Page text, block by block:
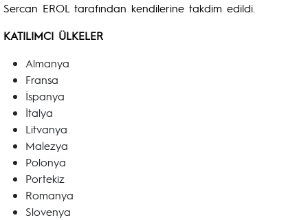
Sercan EROL tarafından kendilerine takdim edildi.
KATILIMCI ÜLKELER
Almanya
Fransa
İspanya
İtalya
Litvanya
Malezya
Polonya
Portekiz
Romanya
Slovenya